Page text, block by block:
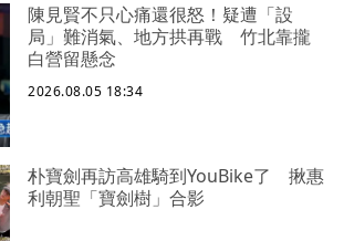
陳見賢不只心痛還很怒！疑遭「設
局」難消氣、地方拱再戰 竹北靠攏
白營留懸念
2026.08.05 18:34
朴寶劍再訪高雄騎到YouBike了 揪惠
利朝聖「寶劍樹」合影